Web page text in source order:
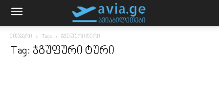
მთავარი Tags ჯგუფური ტური
Tag: ჯგუფური ტური